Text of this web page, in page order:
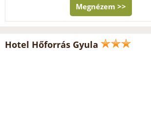
Megnézem >>
Hotel Hőforrás Gyula